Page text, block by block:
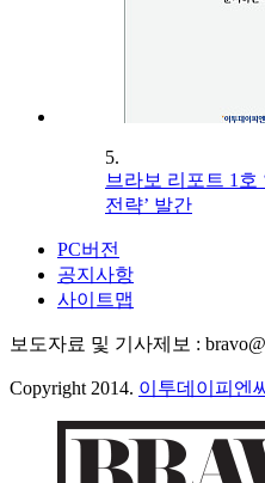
5.
브라보 리포트 1호
전략’ 발간
PC버전
공지사항
사이트맵
보도자료 및 기사제보 :
Copyright 2014. 이투데이피엔씨